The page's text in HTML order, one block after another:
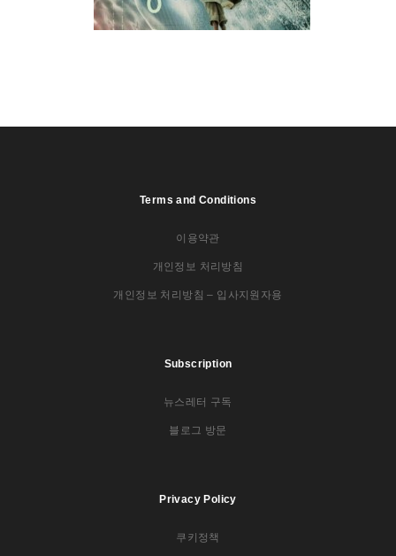
Terms and Conditions
이용약관
개인정보 처리방침
개인정보 처리방침 – 입사지원자용
Subscription
뉴스레터 구독
블로그 방문
Privacy Policy
쿠키정책